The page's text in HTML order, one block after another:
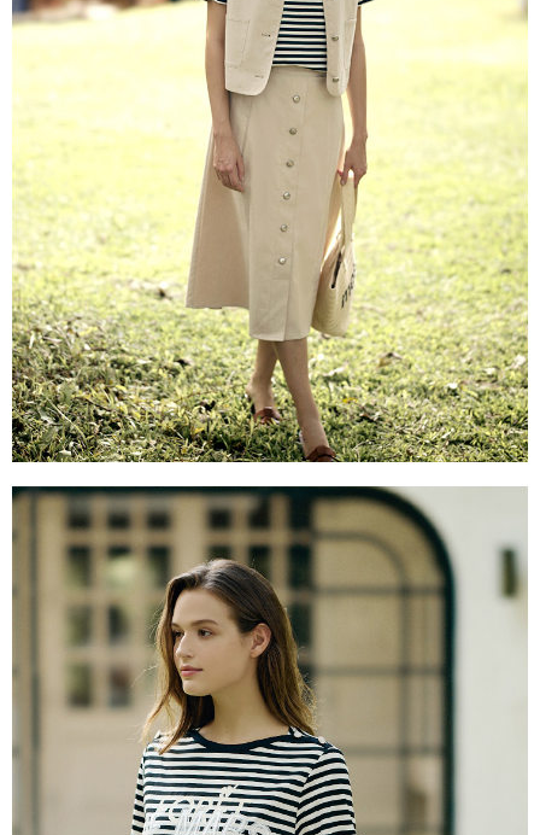
【注意事項】
１．透過由恩沛科技股份有限公司提供之「AFTEE先享後付」服務完成之交
易，需依本服務之必要範圍內提供個人資料，並將交易相關給付款項請求債
權轉讓予恩沛科技股份有限公司。
２．關於個人資料處理事宜，請瀏覽以下網址：
https://aftee.tw/terms/#terms3
３．未成年的使用者請事先徵得法定代理人或監護人之同意方可使用
「AFTEE先享後付」，若未經同意申辦者引起之損失，本公司不負相關責
任。
４．使用「AFTEE先享後付」時，將依據個別帳號之用戶狀況，依本公司即
時審查核予不同之上限額度；若仍有額度不足之情形，本公司將視審查結果
請求用戶進行身份認證。
５．嚴禁一人註冊多個帳號或使用他人資訊註冊。若發現惡意使用之情形，
恩沛科技股份有限公司將有權停止該用戶之使用額度並採取法律行動。
每筆NT$120，滿NT$2,000(含以上)免運費